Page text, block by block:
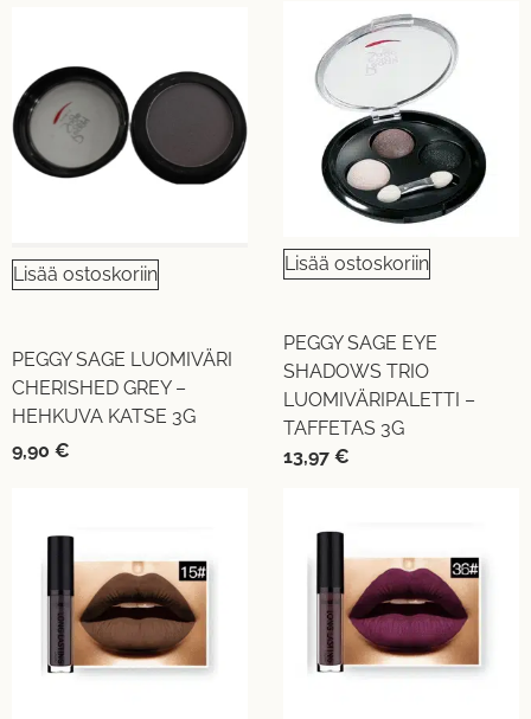
Lisää ostoskoriin
PEGGY SAGE LUOMIVÄRI
CHERISHED GREY –
HEHKUVA KATSE 3G
9,90 €
Lisää ostoskoriin
PEGGY SAGE EYE
SHADOWS TRIO
LUOMIVÄRIPALETTI –
TAFFETAS 3G
13,97 €